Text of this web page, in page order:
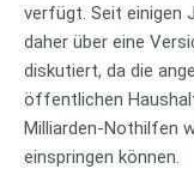
verfügt. Seit einigen
daher über eine
diskutiert, da die
öffentlichen
Milliarden-Nothilfen
einspringen können.